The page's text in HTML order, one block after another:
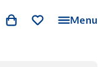
Menu